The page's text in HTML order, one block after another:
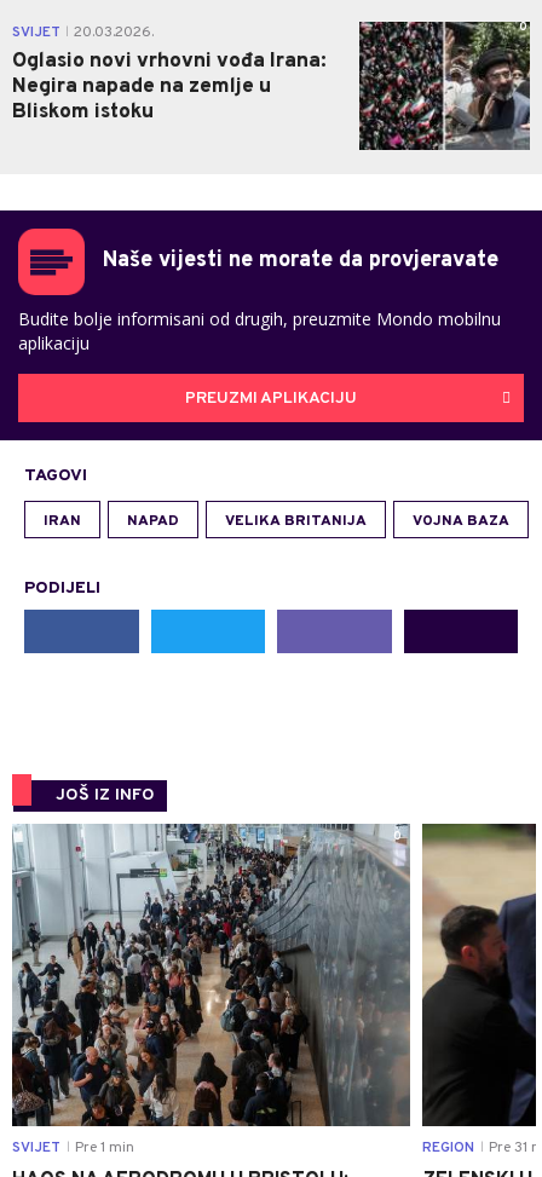
SVIJET 20.03.2026.
Oglasio novi vrhovni vođa Irana:
Negira napade na zemlje u
Bliskom istoku
0
Naše vijesti ne morate da provjeravate
Budite bolje informisani od drugih, preuzmite Mondo mobilnu
aplikaciju
PREUZMI APLIKACIJU
TAGOVI
IRAN NAPAD VELIKA BRITANIJA VOJNA BAZA
PODIJELI
JOŠ IZ INFO
0
SVIJET Pre 1 min REGION Pre 31